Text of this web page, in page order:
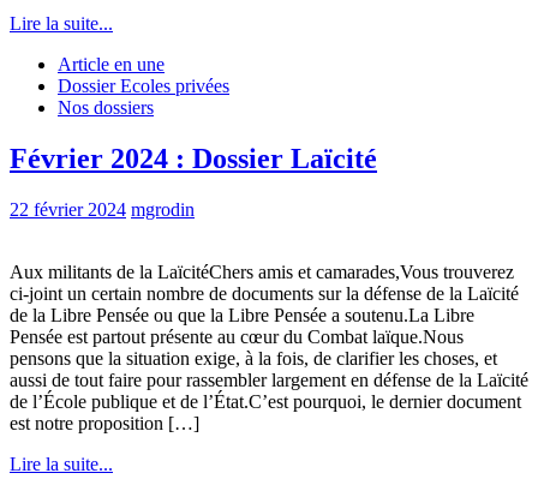
Lire la suite...
Article en une
Dossier Ecoles privées
Nos dossiers
Février 2024 : Dossier Laïcité
22 février 2024 mgrodin
Aux militants de la LaïcitéChers amis et camarades,Vous trouverez
ci-joint un certain nombre de documents sur la défense de la Laïcité
de la Libre Pensée ou que la Libre Pensée a soutenu.La Libre
Pensée est partout présente au cœur du Combat laïque.Nous
pensons que la situation exige, à la fois, de clarifier les choses, et
aussi de tout faire pour rassembler largement en défense de la Laïcité
de l’École publique et de l’État.C’est pourquoi, le dernier document
est notre proposition […]
Lire la suite...